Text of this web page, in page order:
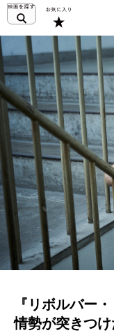
『リボルバー
情勢が突きつ